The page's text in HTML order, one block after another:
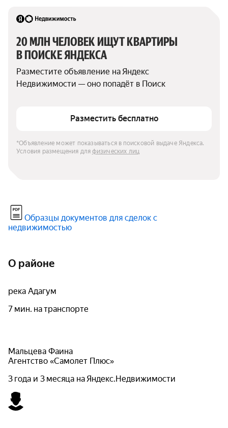
20 МЛН ЧЕЛОВЕК ИЩУТ КВАРТИРЫ
В ПОИСКЕ ЯНДЕКСА
Разместите объявление на Яндекс
Недвижимости — оно попадёт в Поиск
Разместить бесплатно
*Объявление может показываться в поисковой выдаче Яндекса.
Условия размещения для физических лиц
Образцы документов для сделок с
недвижимостью
О районе
река Адагум
7 мин. на транспорте
Мальцева Фаина
Агентство «Самолет Плюс»
3 года и 3 месяца на Яндекс.Недвижимости